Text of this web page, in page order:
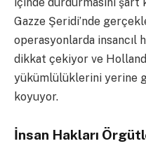
içinde durdurmasını şart
Gazze Şeridi’nde
operasyonlarda insancıl
dikkat çekiyor ve
yükümlülüklerini yerine
koyuyor.
İnsan Hakları